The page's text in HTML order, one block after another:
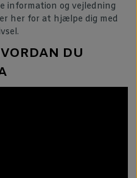
information og vejledning
her for at hjælpe dig med
DU